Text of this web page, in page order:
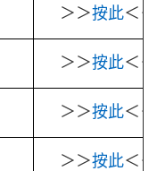
＞＞按此＜＜
＞＞按此＜＜
＞＞按此＜＜
＞＞按此＜＜